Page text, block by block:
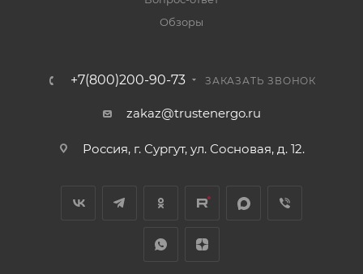
Обзоры
+7(800)200-90-73 ЗАКАЗАТЬ ЗВОНОК
zakaz@trustenergo.ru
Россия, г. Сургут, ул. Сосновая, д. 12.